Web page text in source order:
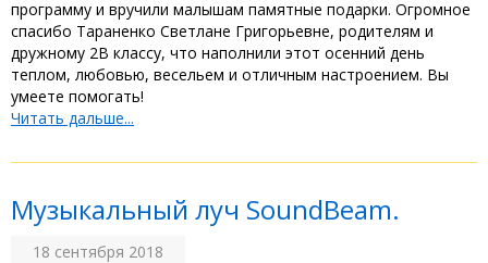
программу и вручили малышам памятные подарки. Огромное
спасибо Тараненко Светлане Григорьевне, родителям и
дружному 2В классу, что наполнили этот осенний день
теплом, любовью, весельем и отличным настроением. Вы
умеете помогать!
Читать дальше...
Музыкальный луч SoundBeam.
18 сентября 2018